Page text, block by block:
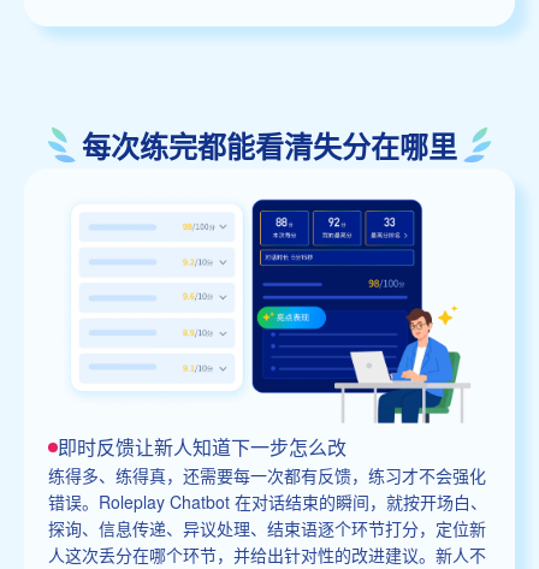
每次练完都能看清失分在哪里
即时反馈让新人知道下一步怎么改
练得多、练得真，还需要每一次都有反馈，练习才不会强化
错误。Roleplay Chatbot 在对话结束的瞬间，就按开场白、
探询、信息传递、异议处理、结束语逐个环节打分，定位新
人这次丢分在哪个环节，并给出针对性的改进建议。新人不